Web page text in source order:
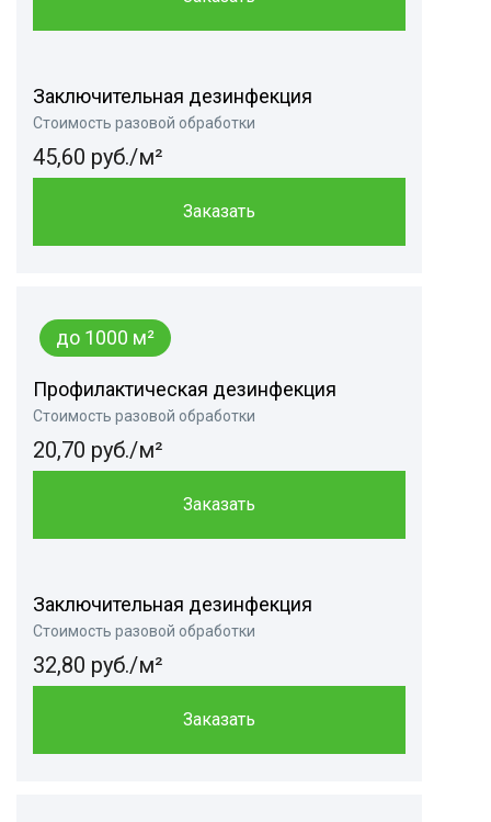
Заключительная дезинфекция
Стоимость разовой обработки
45,60 руб./м²
Заказать
до 1000 м²
Профилактическая дезинфекция
Стоимость разовой обработки
20,70 руб./м²
Заказать
Заключительная дезинфекция
Стоимость разовой обработки
32,80 руб./м²
Заказать